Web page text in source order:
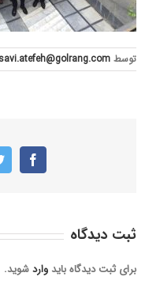
توسط
ثبت ديدگاه
برای ثبت دیدگاه باید واردشوید.